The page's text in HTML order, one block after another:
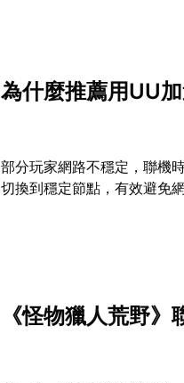
為什麼推薦用UU
部分玩家網路不穩定，聯機
切換到穩定節點，有效避免
《怪物獵人荒野》